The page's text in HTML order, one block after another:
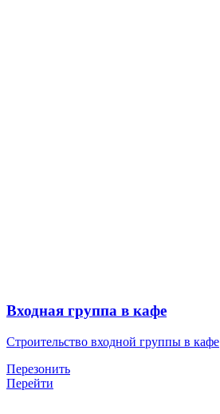
Входная группа в кафе
Строительство входной группы в кафе
Перезонить
Перейти